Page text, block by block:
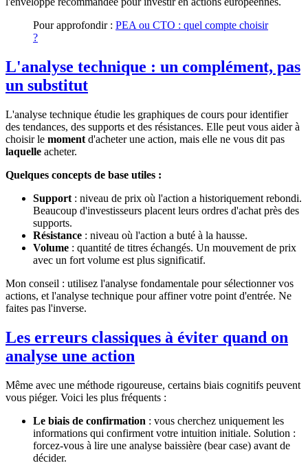
Pour approfondir : PEA ou CTO : quel compte choisir
?
L'analyse technique : un complément, pas
un substitut
L'analyse technique étudie les graphiques de cours pour identifier
des tendances, des supports et des résistances. Elle peut vous aider à
choisir le moment d'acheter une action, mais elle ne vous dit pas
laquelle acheter.
Quelques concepts de base utiles :
Support : niveau de prix où l'action a historiquement rebondi.
Beaucoup d'investisseurs placent leurs ordres d'achat près des
supports.
Résistance : niveau où l'action a buté à la hausse.
Volume : quantité de titres échangés. Un mouvement de prix
avec un fort volume est plus significatif.
Mon conseil : utilisez l'analyse fondamentale pour sélectionner vos
actions, et l'analyse technique pour affiner votre point d'entrée. Ne
faites pas l'inverse.
Les erreurs classiques à éviter quand on
analyse une action
Même avec une méthode rigoureuse, certains biais cognitifs peuvent
vous piéger. Voici les plus fréquents :
Le biais de confirmation : vous cherchez uniquement les
informations qui confirment votre intuition initiale. Solution :
forcez-vous à lire une analyse baissière (bear case) avant de
décider.